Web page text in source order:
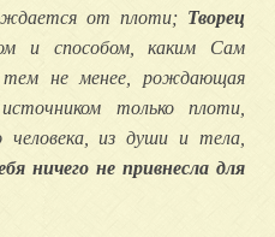
от плоти; Творец
и способом, каким Сам
не менее, рождающая
только плоти,
человека, из души и тела,
ничего не привнесла для